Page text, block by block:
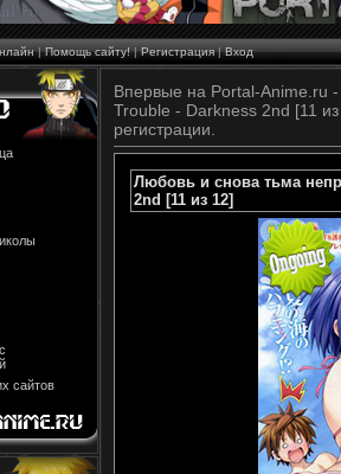
|Помощь сайту!|Регистрация|Вход
сайтов
Впервые на Portal-Anime.ru
Trouble - Darkness 2nd [11
регистрации.
Любовь и снова тьма
2nd [11 из 12]